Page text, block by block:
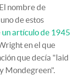
nombre de
de estos
un artículo de 1945
en el que
que decía "laid
Mondegreen".